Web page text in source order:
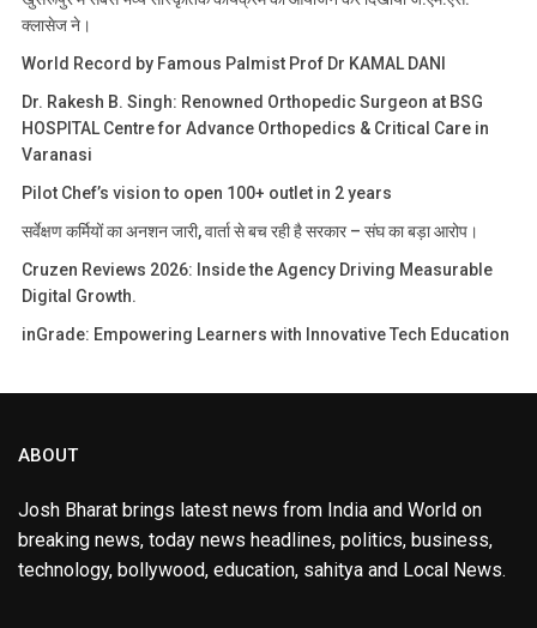
क्लासेज ने।
World Record by Famous Palmist Prof Dr KAMAL DANI
Dr. Rakesh B. Singh: Renowned Orthopedic Surgeon at BSG
HOSPITAL Centre for Advance Orthopedics & Critical Care in
Varanasi
Pilot Chef’s vision to open 100+ outlet in 2 years
सर्वेक्षण कर्मियों का अनशन जारी, वार्ता से बच रही है सरकार – संघ का बड़ा आरोप।
Cruzen Reviews 2026: Inside the Agency Driving Measurable
Digital Growth.
inGrade: Empowering Learners with Innovative Tech Education
ABOUT
Josh Bharat brings latest news from India and World on
breaking news, today news headlines, politics, business,
technology, bollywood, education, sahitya and Local News.